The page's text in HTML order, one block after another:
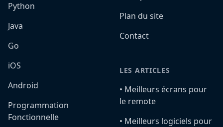
Python
Java
Go
iOS
Android
Programmation
Fonctionnelle
Plan du site
Contact
LES ARTICLES
•️ Meilleurs écrans pour
le remote
•️ Meilleurs logiciels pour